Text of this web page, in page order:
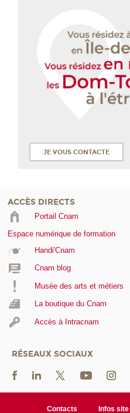
JE VOUS CONTACTE
ACCÈS DIRECTS
Portail Cnam
Espace numérique de formation
Handi'Cnam
Cnam blog
Musée des arts et métiers
La boutique du Cnam
Accès à Intracnam
RÉSEAUX SOCIAUX
Contacts Infos site